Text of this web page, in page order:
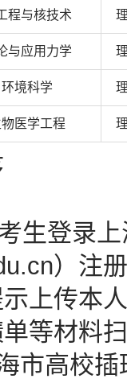
程与核技术
与应用力学
环境科学
医学工程
生登录
）注
上传本
等材料
市高校